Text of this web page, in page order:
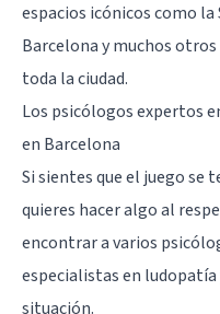
espacios icónicos como la
Barcelona y muchos
toda la ciudad.
Los psicólogos expertos
en Barcelona
Si sientes que el juego se
quieres hacer algo al
encontrar a varios
especialistas en ludopatía
situación.